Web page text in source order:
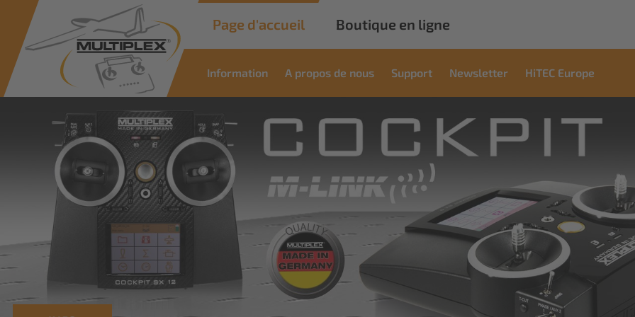
Page d'accueil Boutique en ligne
Information A propos de nous Support Newsletter HiTEC Europe
Commercial
Solutions
Des solutions innovantes pour les
applications industrielles